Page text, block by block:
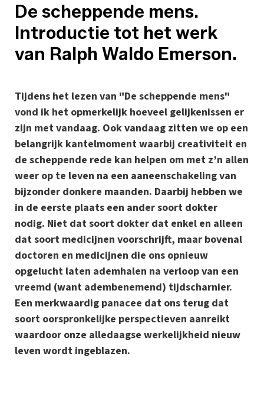
De scheppende mens.
Introductie tot het werk
van Ralph Waldo Emerson.
Tijdens het lezen van "De scheppende mens"
vond ik het opmerkelijk hoeveel gelijkenissen er
zijn met vandaag. Ook vandaag zitten we op een
belangrijk kantelmoment waarbij creativiteit en
de scheppende rede kan helpen om met z’n allen
weer op te leven na een aaneenschakeling van
bijzonder donkere maanden. Daarbij hebben we
in de eerste plaats een ander soort dokter
nodig. Niet dat soort dokter dat enkel en alleen
dat soort medicijnen voorschrijft, maar bovenal
doctoren en medicijnen die ons opnieuw
opgelucht laten ademhalen na verloop van een
vreemd (want adembenemend) tijdscharnier.
Een merkwaardig panacee dat ons terug dat
soort oorspronkelijke perspectieven aanreikt
waardoor onze alledaagse werkelijkheid nieuw
leven wordt ingeblazen.